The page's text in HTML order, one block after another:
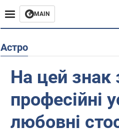
MAIN
Африка
Астро
На цей знак
професійні
любовні